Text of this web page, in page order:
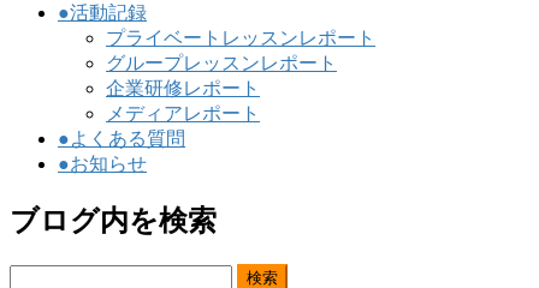
●活動記録
プライベートレッスンレポート
グループレッスンレポート
企業研修レポート
メディアレポート
●よくある質問
●お知らせ
ブログ内を検索